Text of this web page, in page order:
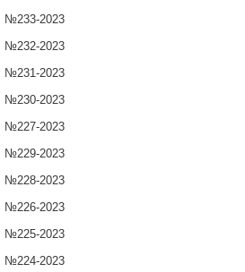
№233-2023
№232-2023
№231-2023
№230-2023
№227-2023
№229-2023
№228-2023
№226-2023
№225-2023
№224-2023